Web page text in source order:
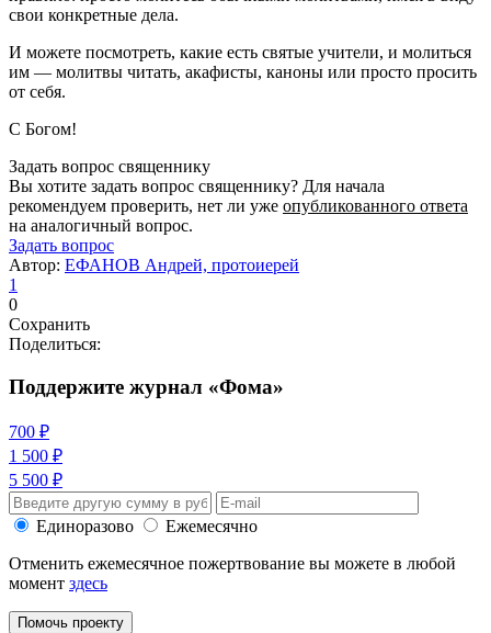
свои конкретные дела.
И можете посмотреть, какие есть святые учители, и молиться
им — молитвы читать, акафисты, каноны или просто просить
от себя.
С Богом!
Задать вопрос священнику
Вы хотите задать вопрос священнику? Для начала
рекомендуем проверить, нет ли уже опубликованного ответа
на аналогичный вопрос.
Задать вопрос
Автор: ЕФАНОВ Андрей, протоиерей
1
0
Сохранить
Поделиться:
Поддержите журнал «Фома»
700 ₽
1 500 ₽
5 500 ₽
Единоразово
Ежемесячно
Отменить ежемесячное пожертвование вы можете в любой
момент здесь
Помочь проекту